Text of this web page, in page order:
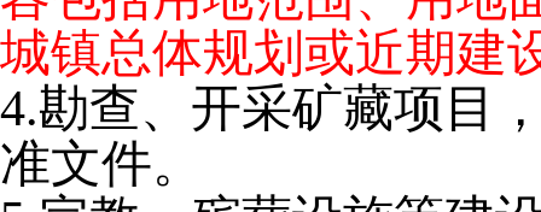
城镇总体规划或近期建
4.勘查、开采矿藏项目
准文件。